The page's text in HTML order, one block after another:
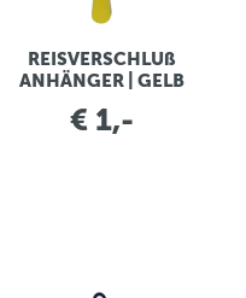
REISVERSCHLUß
ANHÄNGER | GELB
€ 1,-